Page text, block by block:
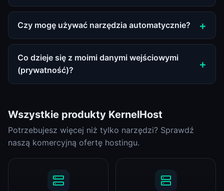
Czy mogę używać narzędzia automatycznie?
Co dzieje się z moimi danymi wejściowymi
(prywatność)?
Wszystkie produkty KernelHost
Potrzebujesz więcej niż tylko narzędzi? Sprawdź
naszą komercyjną ofertę hostingu.